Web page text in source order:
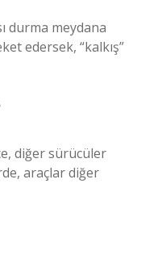
durma meydana
edersek, “kalkış”
diğer sürücüler
araçlar diğer